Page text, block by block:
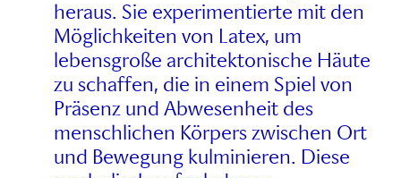
heraus. Sie experimentierte mit den
Möglichkeiten von Latex, um
lebensgroße architektonische Häute
zu schaffen, die in einem Spiel von
Präsenz und Abwesenheit des
menschlichen Körpers zwischen Ort
und Bewegung kulminieren. Diese